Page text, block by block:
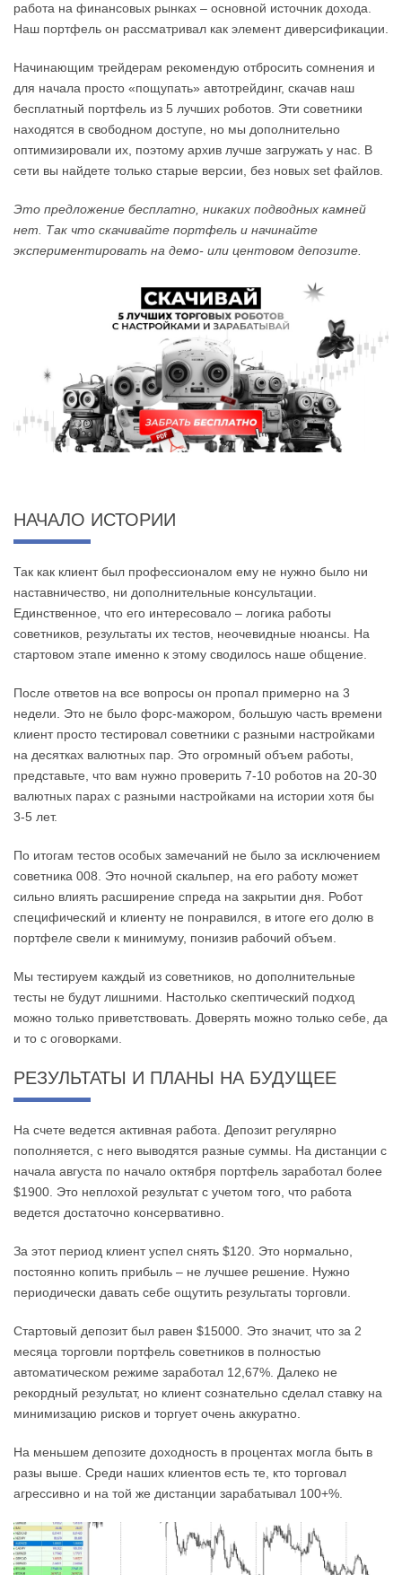
работа на финансовых рынках – основной источник дохода.
Наш портфель он рассматривал как элемент диверсификации.
Начинающим трейдерам рекомендую отбросить сомнения и
для начала просто «пощупать» автотрейдинг, скачав наш
бесплатный портфель из 5 лучших роботов. Эти советники
находятся в свободном доступе, но мы дополнительно
оптимизировали их, поэтому архив лучше загружать у нас. В
сети вы найдете только старые версии, без новых set файлов.
Это предложение бесплатно, никаких подводных камней
нет. Так что скачивайте портфель и начинайте
экспериментировать на демо- или центовом депозите.
НАЧАЛО ИСТОРИИ
Так как клиент был профессионалом ему не нужно было ни
наставничество, ни дополнительные консультации.
Единственное, что его интересовало – логика работы
советников, результаты их тестов, неочевидные нюансы. На
стартовом этапе именно к этому сводилось наше общение.
После ответов на все вопросы он пропал примерно на 3
недели. Это не было форс-мажором, большую часть времени
клиент просто тестировал советники с разными настройками
на десятках валютных пар. Это огромный объем работы,
представьте, что вам нужно проверить 7-10 роботов на 20-30
валютных парах с разными настройками на истории хотя бы
3-5 лет.
По итогам тестов особых замечаний не было за исключением
советника 008. Это ночной скальпер, на его работу может
сильно влиять расширение спреда на закрытии дня. Робот
специфический и клиенту не понравился, в итоге его долю в
портфеле свели к минимуму, понизив рабочий объем.
Мы тестируем каждый из советников, но дополнительные
тесты не будут лишними. Настолько скептический подход
можно только приветствовать. Доверять можно только себе, да
и то с оговорками.
РЕЗУЛЬТАТЫ И ПЛАНЫ НА БУДУЩЕЕ
На счете ведется активная работа. Депозит регулярно
пополняется, с него выводятся разные суммы. На дистанции с
начала августа по начало октября портфель заработал более
$1900. Это неплохой результат с учетом того, что работа
ведется достаточно консервативно.
За этот период клиент успел снять $120. Это нормально,
постоянно копить прибыль – не лучшее решение. Нужно
периодически давать себе ощутить результаты торговли.
Стартовый депозит был равен $15000. Это значит, что за 2
месяца торговли портфель советников в полностью
автоматическом режиме заработал 12,67%. Далеко не
рекордный результат, но клиент сознательно сделал ставку на
минимизацию рисков и торгует очень аккуратно.
На меньшем депозите доходность в процентах могла быть в
разы выше. Среди наших клиентов есть те, кто торговал
агрессивно и на той же дистанции зарабатывал 100+%.